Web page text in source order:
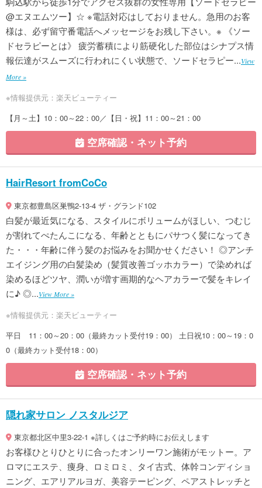
@エヌエムツー】☆ ※電話対応はしておりません。急用のお客
様は、必ず留守番電話へメッセージをお残し下さい。※ 《ソー
ドセラピーとは》 疲労蓄積により筋硬化した部位はシナプス情
報伝達がスムーズに行われにくい状態で、ソードセラピー...View
More »
※情報提供元：楽天ビューティー
【月～土】10：00～22：00／【日・祝】11：00～21：00
空席確認・ネット予約
HairResort fromCoCo
東京都豊島区巣鴨2-13-4 ザ・グランド102
白髪が最近気になる、スタイルにボリュームがほしい、つむじ
が割れてぺたんこになる、年齢とともにパサつく髪になってき
た・・・年齢に伴う髪のお悩みをお聞かせください！ ◎アンチ
エイジング用の白髪染め（髪質改善ゴッホカラー）で染めれば
染めるほどツヤ、潤いが増す画期的なヘアカラーで髪をキレイ
に♪ ◎...View More »
※情報提供元：楽天ビューティー
平日 11：00～20：00（最終カット受付19：00） 土日祝10：00～19：0
0（最終カット受付18：00）
空席確認・ネット予約
隠れ家サロン ノスタルジア
東京都北区中里3-22-1 ※詳しくはご予約時にお伝えします
お客様ひとりひとりに合ったオンリーワン施術がモットー。ア
ロマにエステ、痩身、ロミロミ、タイ古式、体幹コンディショ
ニング、エアリアルヨガ、美容テーピング、ペアストレッチと